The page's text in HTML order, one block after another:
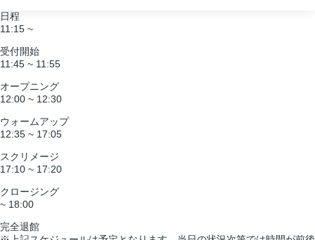
日程
11:15 ~
受付開始
11:45 ~ 11:55
オープニング
12:00 ~ 12:30
ウォームアップ
12:35 ~ 17:05
スクリメージ
17:10 ~ 17:20
クロージング
~ 18:00
完全退館